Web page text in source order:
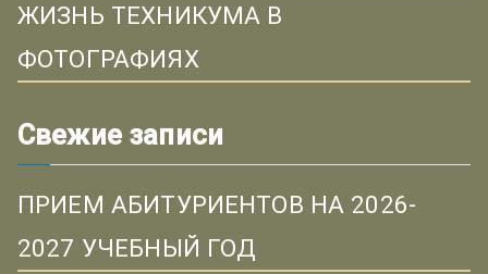
ЖИЗНЬ ТЕХНИКУМА В
ФОТОГРАФИЯХ
Свежие записи
ПРИЕМ АБИТУРИЕНТОВ НА 2026-
2027 УЧЕБНЫЙ ГОД